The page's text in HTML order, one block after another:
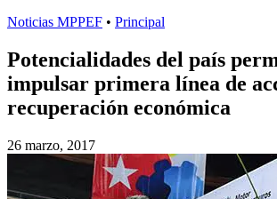
Noticias MPPEF • Principal
Potencialidades del país
impulsar primera línea de
recuperación económica
26 marzo, 2017